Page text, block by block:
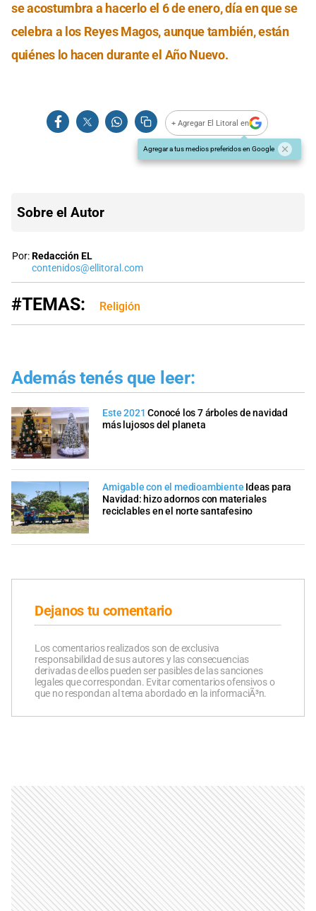
se acostumbra a hacerlo el 6 de enero, día en que se
celebra a los Reyes Magos, aunque también, están
quiénes lo hacen durante el Año Nuevo.
+ Agregar El Litoral en
Agregar a tus medios preferidos en Google
Sobre el Autor
Por:Redacción EL
contenidos@ellitoral.com
#TEMAS: Religión
Además tenés que leer:
Este 2021 Conocé los 7 árboles de navidad
más lujosos del planeta
Amigable con el medioambiente Ideas para
Navidad: hizo adornos con materiales
reciclables en el norte santafesino
Dejanos tu comentario
Los comentarios realizados son de exclusiva
responsabilidad de sus autores y las consecuencias
derivadas de ellos pueden ser pasibles de las sanciones
legales que correspondan. Evitar comentarios ofensivos o
que no respondan al tema abordado en la informaciÃ³n.